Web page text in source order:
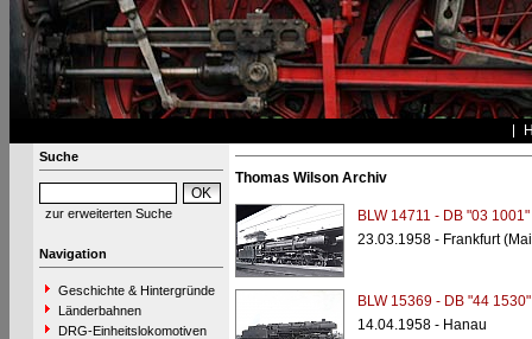
Suche
zur erweiterten Suche
Navigation
Geschichte & Hintergründe
Länderbahnen
DRG-Einheitslokomotiven
Thomas Wilson Archiv
BLW 14711 - DB "03 1001"
23.03.1958 - Frankfurt
BLW 15369 - DB "44 1530"
14.04.1958 - Hanau